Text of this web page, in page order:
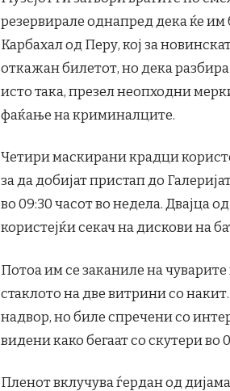
резервирале однапред дека ќе
Карбахал од Перу, кој за
откажан билетот, но дека
исто така, презел неопходни
фаќање на криминалците.
Четири маскирани крадци
за да добијат пристап до
во 09:30 часот во недела. Двајца
користејќи секач на дискови на
Потоа им се заканиле на чуварите
стаклото на две витрини со
надвор, но биле спречени со
видени како бегаат со скутери во
Пленот вклучува ѓердан од